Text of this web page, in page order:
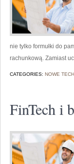
nie tylko formułki do
rachunkową. Zamiast
CATEGORIES: NOWE
FinTech i